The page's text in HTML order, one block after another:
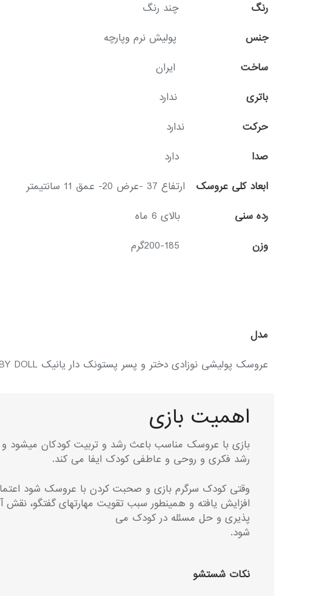
رنگ
چند رنگ
جنس پولیش نرم وپارچه
ساخت
ایران
باتری
ندارد
حرکت
ندارد
صدا دارد
ابعاد کلی عروسک ارتفاع 37 -عرض 20- عمق 11 سانتیمتر
رده سنی بالای 6 ماه
وزن
185-200گرم
مدل
عروسک پولیشی نوزادی دختر و پسر پستونک دار یانیک YANIC BABY DOLL
اهمیت بازی
بازی با عروسک مناسب باعث رشد و تربیت کودکان میشود و
رشد فکری و روحی و عاطفی کودک ایفا می کند.
وقتی کودک سرگرم بازی و صحبت کردن با عروسک شود
افزایش یافته و همینطور سبب تقویت مهارتهای گفتگو، نقش
پذیری و حل مسئله در کودک می
شود.
نکات شستشو